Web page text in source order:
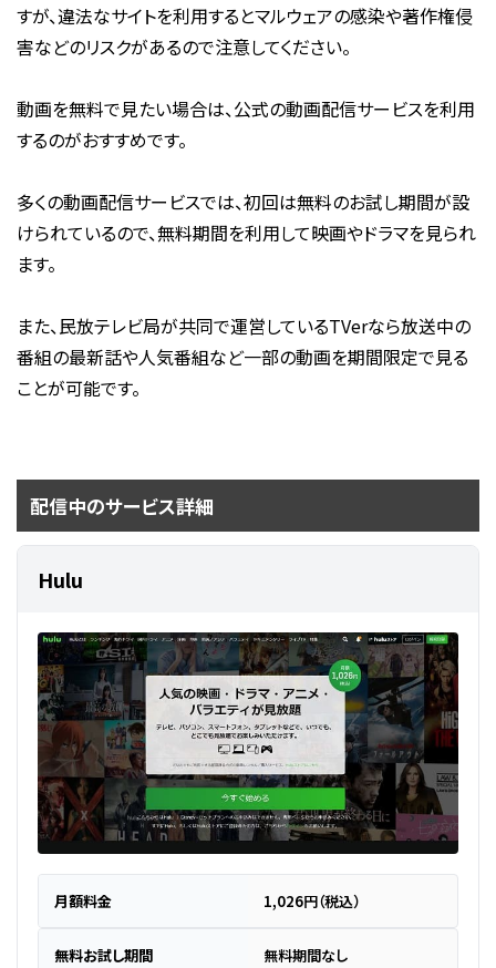
すが、違法なサイトを利用するとマルウェアの感染や著作権侵
害などのリスクがあるので注意してください。
動画を無料で見たい場合は、公式の動画配信サービスを利用
するのがおすすめです。
多くの動画配信サービスでは、初回は無料のお試し期間が設
けられているので、無料期間を利用して映画やドラマを見られ
ます。
また、民放テレビ局が共同で運営しているTVerなら放送中の
番組の最新話や人気番組など一部の動画を期間限定で見る
ことが可能です。
配信中のサービス詳細
Hulu
月額料金 1,026円（税込）
無料お試し期間 無料期間なし